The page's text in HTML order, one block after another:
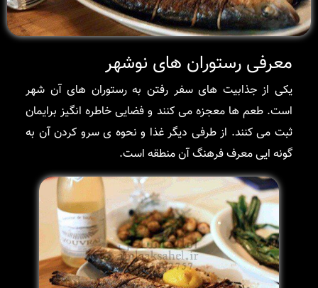
معرفی رستوران های نوشهر
یکی از جذابیت های سفر رفتن به رستوران های آن شهر
است. طعم ها معجزه می کنند و فضایی خاطره انگیز برایمان
ثبت می کنند. از طرفی دیگر غذا و نحوه ی سرو کردن آن به
گونه ایی معرف فرهنگ آن منطقه است.